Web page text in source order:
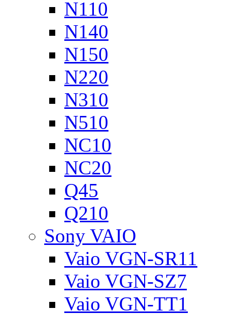
N110
N140
N150
N220
N310
N510
NC10
NC20
Q45
Q210
Sony VAIO
Vaio VGN-SR11
Vaio VGN-SZ7
Vaio VGN-TT1